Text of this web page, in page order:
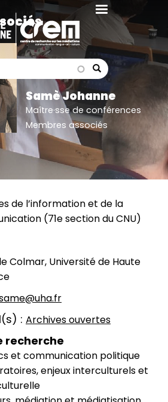
search
Samè Johanne
Maître·sse de conférences
Membres associés
de l’information et de la
(71e section du CNU)
Colmar, Université de Haute
Archives ouvertes
recherche
et communication politique
enjeux interculturels et